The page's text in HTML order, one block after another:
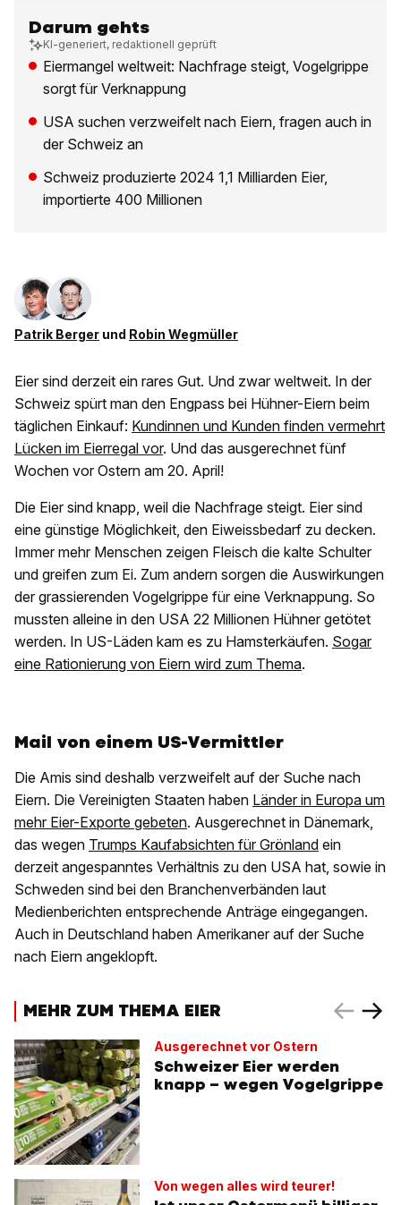
Darum gehts
KI-generiert, redaktionell geprüft
Eiermangel weltweit: Nachfrage steigt, Vogelgrippe
sorgt für Verknappung
USA suchen verzweifelt nach Eiern, fragen auch in
der Schweiz an
Schweiz produzierte 2024 1,1 Milliarden Eier,
importierte 400 Millionen
Patrik Berger und Robin Wegmüller
Eier sind derzeit ein rares Gut. Und zwar weltweit. In der
Schweiz spürt man den Engpass bei Hühner-Eiern beim
täglichen Einkauf: Kundinnen und Kunden finden vermehrt
Lücken im Eierregal vor. Und das ausgerechnet fünf
Wochen vor Ostern am 20. April!
Die Eier sind knapp, weil die Nachfrage steigt. Eier sind
eine günstige Möglichkeit, den Eiweissbedarf zu decken.
Immer mehr Menschen zeigen Fleisch die kalte Schulter
und greifen zum Ei. Zum andern sorgen die Auswirkungen
der grassierenden Vogelgrippe für eine Verknappung. So
mussten alleine in den USA 22 Millionen Hühner getötet
werden. In US-Läden kam es zu Hamsterkäufen. Sogar
eine Rationierung von Eiern wird zum Thema.
Mail von einem US-Vermittler
Die Amis sind deshalb verzweifelt auf der Suche nach
Eiern. Die Vereinigten Staaten haben Länder in Europa um
mehr Eier-Exporte gebeten. Ausgerechnet in Dänemark,
das wegen Trumps Kaufabsichten für Grönland ein
derzeit angespanntes Verhältnis zu den USA hat, sowie in
Schweden sind bei den Branchenverbänden laut
Medienberichten entsprechende Anträge eingegangen.
Auch in Deutschland haben Amerikaner auf der Suche
nach Eiern angeklopft.
MEHR ZUM THEMA EIER
Ausgerechnet vor Ostern
Schweizer Eier werden
knapp – wegen Vogelgrippe
Von wegen alles wird teurer!